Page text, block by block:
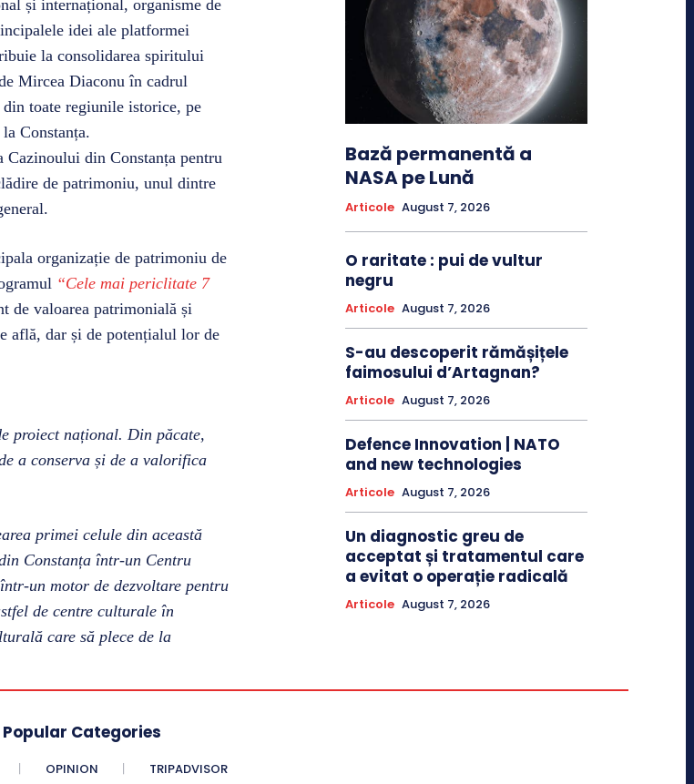
și internațional, organisme de
idei ale platformei
la consolidarea spiritului
Mircea Diaconu în cadrul
toate regiunile istorice, pe
Constanța.
Cazinoului din Constanța pentru
de patrimoniu, unul dintre
organizație de patrimoniu de
“Cele mai periclitate 7
de valoarea patrimonială și
află, dar și de potențialul lor de
proiect național. Din păcate,
a conserva și de a valorifica
primei celule din această
Constanța într-un Centru
un motor de dezvoltare pentru
de centre culturale în
care să plece de la
Bază permanentă a
NASA pe Lună
Articole August 7, 2026
O raritate : pui de vultur
negru
Articole August 7, 2026
S-au descoperit rămășițele
faimosului d’Artagnan?
Articole August 7, 2026
Defence Innovation | NATO
and new technologies
Articole August 7, 2026
Un diagnostic greu de
acceptat și tratamentul care
a evitat o operație radicală
Articole August 7, 2026
Popular Categories
OPINION TRIPADVISOR